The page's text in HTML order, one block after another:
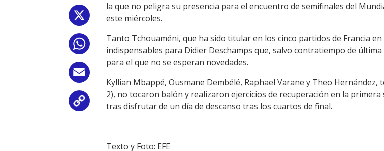
WhatsApp
Copy
la que no peligra su presencia para el encuentro de semifinales del
este miércoles.
Tanto Tchouaméni, que ha sido titular en los cinco partidos de Francia
indispensables para Didier Deschamps que, salvo contratiempo de
para el que no se esperan novedades.
Kyllian Mbappé, Ousmane Dembélé, Raphael Varane y Theo
2), no tocaron balón y realizaron ejercicios de recuperación en la
tras disfrutar de un día de descanso tras los cuartos de final.
Texto y Foto: EFE